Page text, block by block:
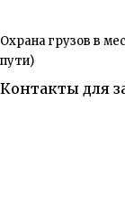
Охрана грузов в
пути)
Контакты для